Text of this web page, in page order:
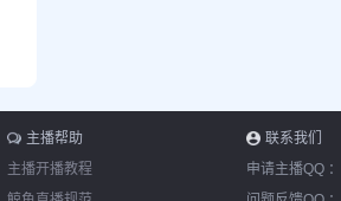
主播帮助
主播开播教程
联系我们
申请主播QQ ：